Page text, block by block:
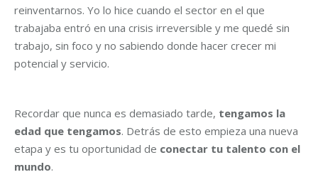
reinventarnos. Yo lo hice cuando el sector en el que
trabajaba entró en una crisis irreversible y me quedé sin
trabajo, sin foco y no sabiendo donde hacer crecer mi
potencial y servicio.
Recordar que nunca es demasiado tarde, tengamos la
edad que tengamos. Detrás de esto empieza una nueva
etapa y es tu oportunidad de conectar tu talento con el
mundo.